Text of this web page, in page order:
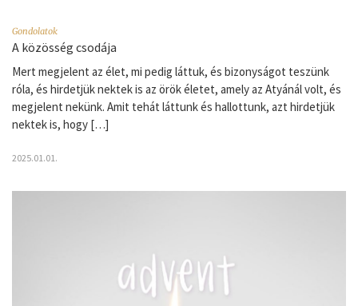
Gondolatok
A közösség csodája
Mert megjelent az élet, mi pedig láttuk, és bizonyságot teszünk
róla, és hirdetjük nektek is az örök életet, amely az Atyánál volt, és
megjelent nekünk. Amit tehát láttunk és hallottunk, azt hirdetjük
nektek is, hogy […]
2025.01.01.